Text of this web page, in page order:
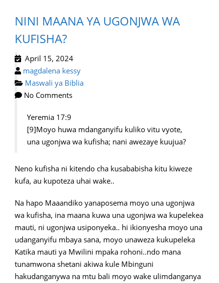
NINI MAANA YA UGONJWA WA
KUFISHA?
April 15, 2024
magdalena kessy
Maswali ya Biblia
No Comments
Yeremia 17:9
[9]Moyo huwa mdanganyifu kuliko vitu vyote,
una ugonjwa wa kufisha; nani awezaye kuujua?
Neno kufisha ni kitendo cha kusababisha kitu kiweze
kufa, au kupoteza uhai wake..
Na hapo Maaandiko yanaposema moyo una ugonjwa
wa kufisha, ina maana kuwa una ugonjwa wa kupelekea
mauti, ni ugonjwa usiponyeka.. hi ikionyesha moyo una
udanganyifu mbaya sana, moyo unaweza kukupeleka
Katika mauti ya Mwilini mpaka rohoni..ndo mana
tunamwona shetani akiwa kule Mbinguni
hakudanganywa na mtu bali moyo wake ulimdanganya